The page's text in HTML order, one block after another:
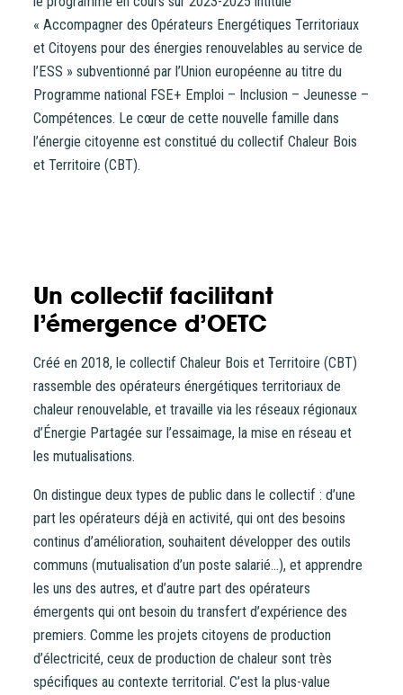
« Accompagner des Opérateurs Energétiques Territoriaux
et Citoyens pour des énergies renouvelables au service de
l’ESS » subventionné par l’Union européenne au titre du
Programme national FSE+ Emploi – Inclusion – Jeunesse –
Compétences. Le cœur de cette nouvelle famille dans
l’énergie citoyenne est constitué du collectif Chaleur Bois
et Territoire (CBT).
Un collectif facilitant
l’émergence d’OETC
Créé en 2018, le collectif Chaleur Bois et Territoire (CBT)
rassemble des opérateurs énergétiques territoriaux de
chaleur renouvelable, et travaille via les réseaux régionaux
d’Énergie Partagée sur l’essaimage, la mise en réseau et
les mutualisations.
On distingue deux types de public dans le collectif : d’une
part les opérateurs déjà en activité, qui ont des besoins
continus d’amélioration, souhaitent développer des outils
communs (mutualisation d’un poste salarié…), et apprendre
les uns des autres, et d’autre part des opérateurs
émergents qui ont besoin du transfert d’expérience des
premiers. Comme les projets citoyens de production
d’électricité, ceux de production de chaleur sont très
spécifiques au contexte territorial. C’est la plus-value